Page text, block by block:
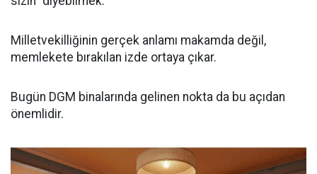
Milletvekilliğinin gerçek anlamı makamda değil,
memlekete bırakılan izde ortaya çıkar.
Bugün DGM binalarında gelinen nokta da bu açıdan
önemlidir.